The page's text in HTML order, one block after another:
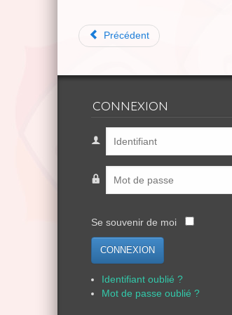
Précédent
CONNEXION
Se souvenir de moi
CONNEXION
Identifiant oublié ?
Mot de passe oublié ?